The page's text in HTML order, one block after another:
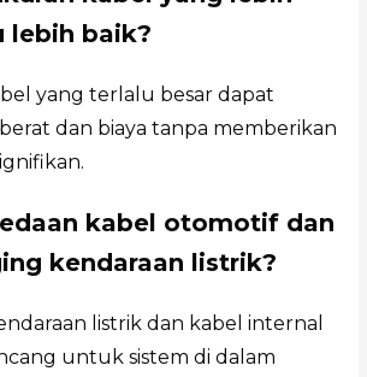
lebih baik?
yang terlalu besar dapat
dan biaya tanpa memberikan
kabel otomotif dan
kendaraan listrik?
listrik dan kabel internal
untuk sistem di dalam